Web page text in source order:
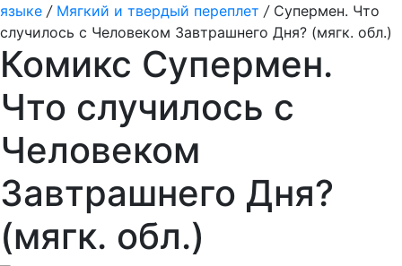
языке / Мягкий и твердый переплет / Супермен. Что
случилось с Человеком Завтрашнего Дня? (мягк. обл.)
Комикс Супермен.
Что случилось с
Человеком
Завтрашнего Дня?
(мягк. обл.)